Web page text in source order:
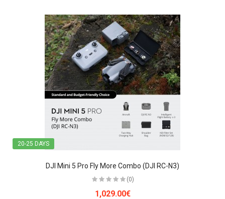
20-25 DAYS
DJI Mini 5 Pro Fly More Combo (DJI RC-N3)
(0)
1,029.00€